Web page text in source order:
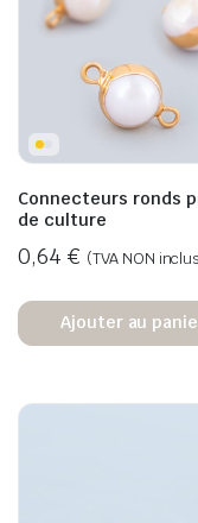
Connecteurs ronds
de culture
0,64 € (TVA NON
Ajouter au